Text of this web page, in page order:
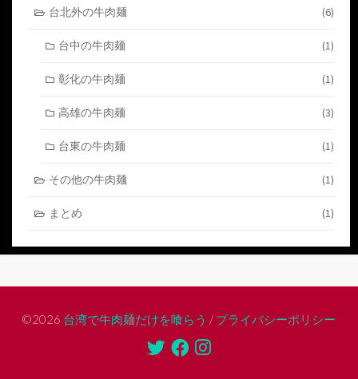
台北外の牛肉麺 (6)
台中の牛肉麺 (1)
彰化の牛肉麺 (1)
高雄の牛肉麺 (3)
台東の牛肉麺 (1)
その他の牛肉麺 (1)
まとめ (1)
©2026 台湾で牛肉麺だけを喰らう / プライバシーポリシー
TwitterFacebook
Instagram